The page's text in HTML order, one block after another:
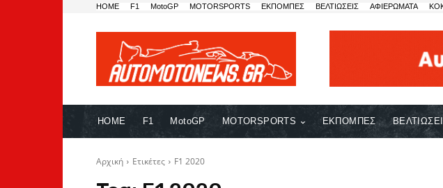
HOME F1 MotoGP MOTORSPORTS ΕΚΠΟΜΠΕΣ ΒΕΛΤΙΩΣΕΙΣ ΑΦΙΕΡΩΜΑΤΑ
HOME F1 MotoGP MOTORSPORTS ΕΚΠΟΜΠΕΣ
Αρχική Ετικέτες F1 2020